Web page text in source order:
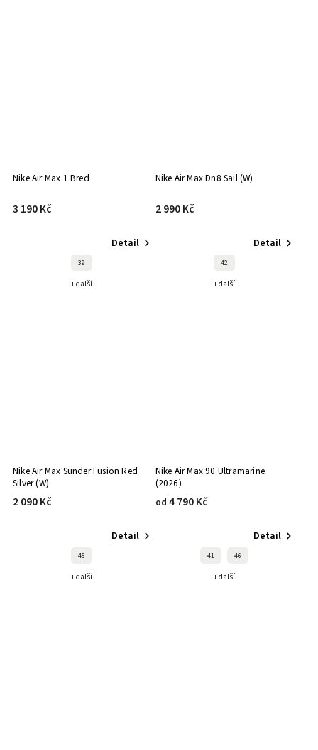
Nike Air Max 1 Bred
3 190 Kč
Detail
39
+ další
Nike Air Max Dn8 Sail (W)
2 990 Kč
Detail
42
+ další
Nike Air Max Sunder Fusion Red
Silver (W)
2 090 Kč
Detail
45
+ další
Nike Air Max 90 Ultramarine
(2026)
od 4 790 Kč
Detail
41 46
+ další